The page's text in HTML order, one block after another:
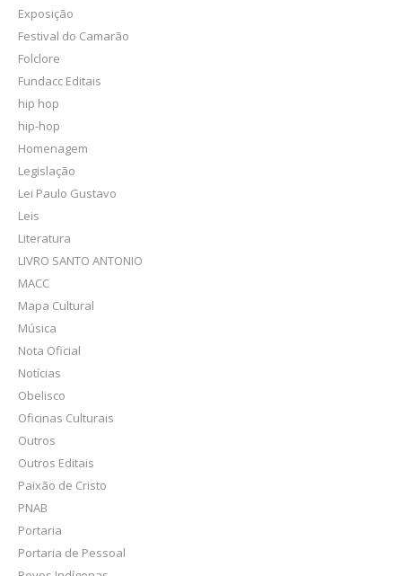
Exposição
Festival do Camarão
Folclore
Fundacc Editais
hip hop
hip-hop
Homenagem
Legislação
Lei Paulo Gustavo
Leis
Literatura
LIVRO SANTO ANTONIO
MACC
Mapa Cultural
Música
Nota Oficial
Notícias
Obelisco
Oficinas Culturais
Outros
Outros Editais
Paixão de Cristo
PNAB
Portaria
Portaria de Pessoal